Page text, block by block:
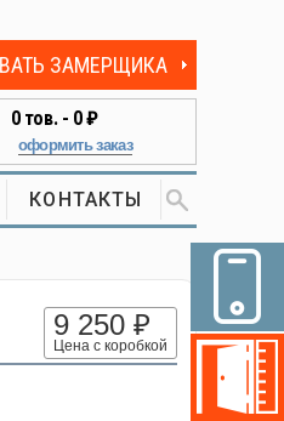
ЗАМЕРЩИКА
0тов. - 0 ₽
оформить заказ
КОНТАКТЫ
9 250 ₽
Цена с коробкой